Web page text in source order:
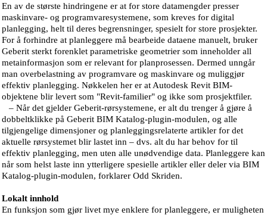
En av de største hindringene er at for store datamengder presser
maskinvare- og programvaresystemene, som kreves for digital
planlegging, helt til deres begrensninger, spesielt for store prosjekter.
For å forhindre at planleggere må bearbeide dataene manuelt, bruker
Geberit sterkt forenklet parametriske geometrier som inneholder all
metainformasjon som er relevant for planprosessen. Dermed unngår
man overbelastning av programvare og maskinvare og muliggjør
effektiv planlegging. Nøkkelen her er at Autodesk Revit BIM-
objektene blir levert som "Revit-familier" og ikke som prosjektfiler.
– Når det gjelder Geberit-rørsystemene, er alt du trenger å gjøre å
dobbeltklikke på Geberit BIM Katalog-plugin-modulen, og alle
tilgjengelige dimensjoner og planleggingsrelaterte artikler for det
aktuelle rørsystemet blir lastet inn – dvs. alt du har behov for til
effektiv planlegging, men uten alle unødvendige data. Planleggere kan
når som helst laste inn ytterligere spesielle artikler eller deler via BIM
Katalog-plugin-modulen, forklarer Odd Skriden.
Lokalt innhold
En funksjon som gjør livet mye enklere for planleggere, er muligheten